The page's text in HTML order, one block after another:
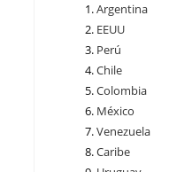
Argentina
EEUU
Perú
Chile
Colombia
México
Venezuela
Caribe